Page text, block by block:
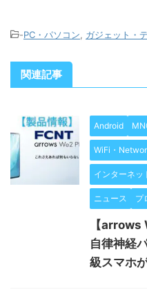
-PC・パソコン ガジェット・
関連記事
Android
WiFi・
インターネッ
ニュース プ
【
自律神経
級スマホ